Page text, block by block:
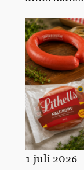
1 juli 2026